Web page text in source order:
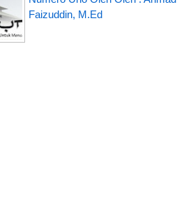
Faizuddin, M.Ed